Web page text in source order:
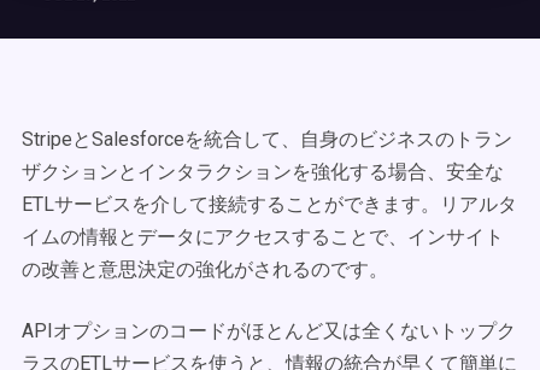
StripeとSalesforceを統合して、自身のビジネスのトラン
ザクションとインタラクションを強化する場合、安全な
ETLサービスを介して接続することができます。リアルタ
イムの情報とデータにアクセスすることで、インサイト
の改善と意思決定の強化がされるのです。
APIオプションのコードがほとんど又は全くないトップク
ラスのETLサービスを使うと、情報の統合が早くて簡単に